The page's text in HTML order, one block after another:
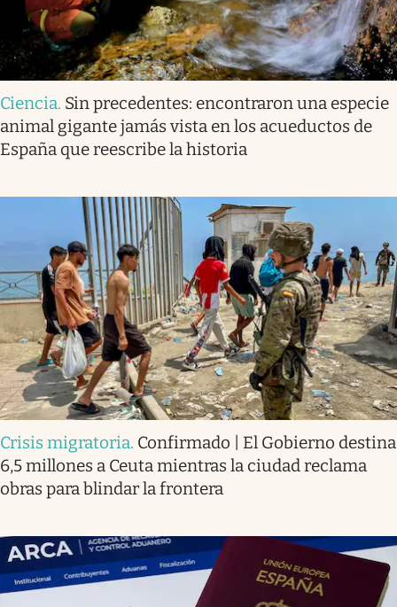
Ciencia. Sin precedentes: encontraron una especie
animal gigante jamás vista en los acueductos de
España que reescribe la historia
Crisis migratoria. Confirmado | El Gobierno destina
6,5 millones a Ceuta mientras la ciudad reclama
obras para blindar la frontera